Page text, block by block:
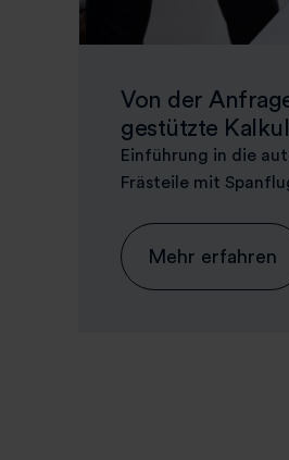
Von der
gestützte
Einführung in die
Frästeile mit
Mehr erfahren